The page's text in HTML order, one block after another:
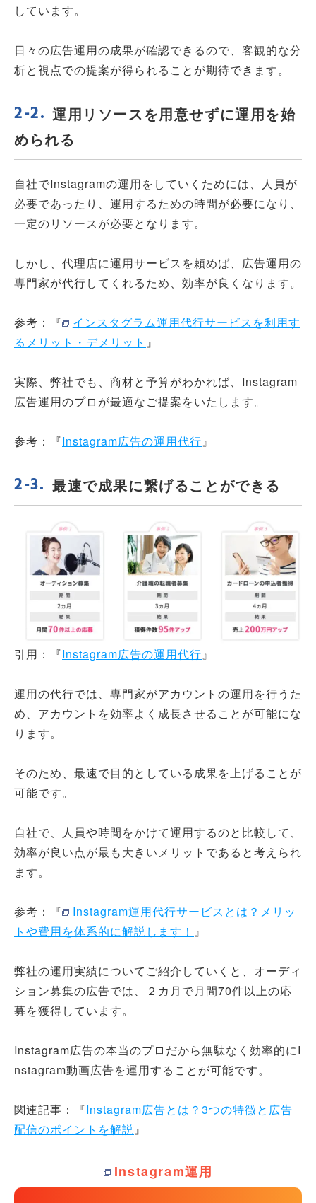
しています。
日々の広告運用の成果が確認できるので、客観的な分
析と視点での提案が得られることが期待できます。
運用リソースを用意せずに運用を始
められる
自社でInstagramの運用をしていくためには、人員が
必要であったり、運用するための時間が必要になり、
一定のリソースが必要となります。
しかし、代理店に運用サービスを頼めば、広告運用の
専門家が代行してくれるため、効率が良くなります。
参考：『
インスタグラム運用代行サービスを利用す
るメリット・デメリット 』
実際、弊社でも、商材と予算がわかれば、Instagram
広告運用のプロが最適なご提案をいたします。
参考：『Instagram広告の運用代行』
最速で成果に繋げることができる
引用：『Instagram広告の運用代行』
運用の代行では、専門家がアカウントの運用を行うた
め、アカウントを効率よく成長させることが可能にな
ります。
そのため、最速で目的としている成果を上げることが
可能です。
自社で、人員や時間をかけて運用するのと比較して、
効率が良い点が最も大きいメリットであると考えられ
ます。
参考：『
Instagram運用代行サービスとは？メリッ
トや費用を体系的に解説します！ 』
弊社の運用実績についてご紹介していくと、オーディ
ション募集の広告では、２カ月で月間70件以上の応
募を獲得しています。
Instagram広告の本当のプロだから無駄なく効率的にI
nstagram動画広告を運用することが可能です。
関連記事：『Instagram広告とは？3つの特徴と広告
配信のポイントを解説』
Instagram運用